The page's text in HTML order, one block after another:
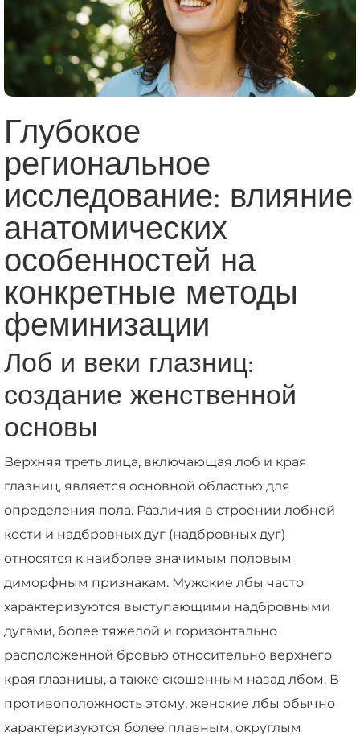
Глубокое
региональное
исследование: влияние
анатомических
особенностей на
конкретные методы
феминизации
Лоб и веки глазниц:
создание женственной
основы
Верхняя треть лица, включающая лоб и края
глазниц, является основной областью для
определения пола. Различия в строении лобной
кости и надбровных дуг (надбровных дуг)
относятся к наиболее значимым половым
диморфным признакам. Мужские лбы часто
характеризуются выступающими надбровными
дугами, более тяжелой и горизонтально
расположенной бровью относительно верхнего
края глазницы, а также скошенным назад лбом. В
противоположность этому, женские лбы обычно
характеризуются более плавным, округлым